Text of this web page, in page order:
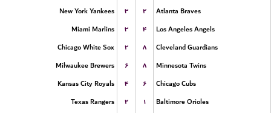
New York Yankees
۳ ۲
Atlanta Braves
Miami Marlins
۳ ۴
Los Angeles Angels
Chicago White Sox
۲ ۸
Cleveland Guardians
Milwaukee Brewers
۶ ۸
Minnesota Twins
Kansas City Royals
۴ ۶
Chicago Cubs
Texas Rangers
۲ ۱
Baltimore Orioles